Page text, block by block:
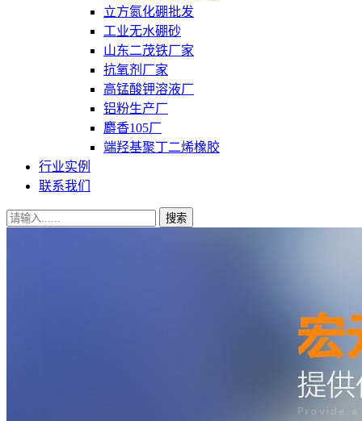
立方氮化硼批发
工业无水硼砂
山东二茂铁厂家
抗氧剂厂家
高锰酸钾溶液厂
铝粉生产厂
麝香105厂
端羟基聚丁二烯橡胶
行业实例
联系我们